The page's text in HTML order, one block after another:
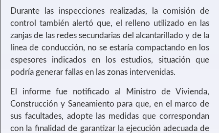
Durante las inspecciones realizadas, la comisión de
control también alertó que, el relleno utilizado en las
zanjas de las redes secundarias del alcantarillado y de la
línea de conducción, no se estaría compactando en los
espesores indicados en los estudios, situación que
podría generar fallas en las zonas intervenidas.
El informe fue notificado al Ministro de Vivienda,
Construcción y Saneamiento para que, en el marco de
sus facultades, adopte las medidas que correspondan
con la finalidad de garantizar la ejecución adecuada de